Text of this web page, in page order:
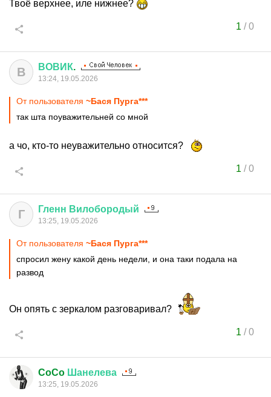
Твоё верхнее, иле нижнее?
1 /0
В ВОВИК.
13:24, 19.05.2026
От пользователя ~Бася Пурга***
так шта поуважительней со мной
а чо, кто-то неуважительно относится?
1 /0
Г Гленн Вилобородый
13:25, 19.05.2026
От пользователя ~Бася Пурга***
спросил жену какой день недели, и она таки подала на
развод
Он опять с зеркалом разговаривал?
1 /0
CoCo Шанелева
13:25, 19.05.2026